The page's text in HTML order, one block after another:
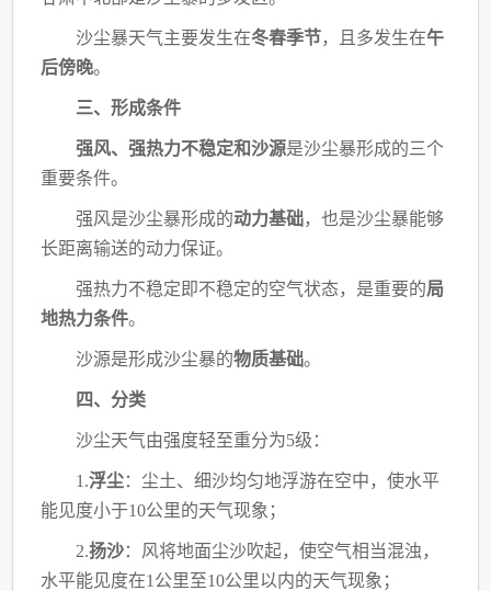
沙尘暴天气主要发生在冬春季节，且多发生在午
后傍晚。
三、形成条件
强风、强热力不稳定和沙源是沙尘暴形成的三个
重要条件。
强风是沙尘暴形成的动力基础，也是沙尘暴能够
长距离输送的动力保证。
强热力不稳定即不稳定的空气状态，是重要的局
地热力条件。
沙源是形成沙尘暴的物质基础。
四、分类
沙尘天气由强度轻至重分为5级：
1.浮尘：尘土、细沙均匀地浮游在空中，使水平
能见度小于10公里的天气现象；
2.扬沙：风将地面尘沙吹起，使空气相当混浊，
水平能见度在1公里至10公里以内的天气现象；